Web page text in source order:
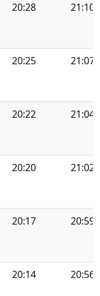
20:28 21:10
20:25 21:07
20:22 21:04
20:20 21:02
20:17 20:59
20:14 20:56